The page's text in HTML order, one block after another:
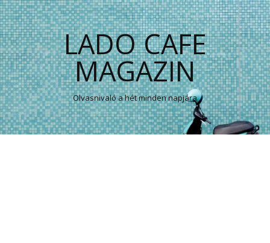
LADO CAFE
MAGAZIN
Olvasnivaló a hét minden napjára